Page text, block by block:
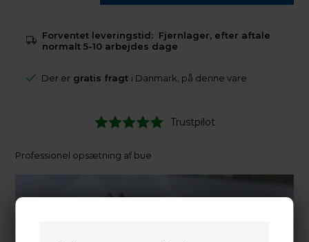
Forventet leveringstid: Fjernlager, efter aftale
normalt 5-10 arbejdes dage
Der er gratis fragt i Danmark, på denne vare
Trustpilot
Professionel opsætning af bue